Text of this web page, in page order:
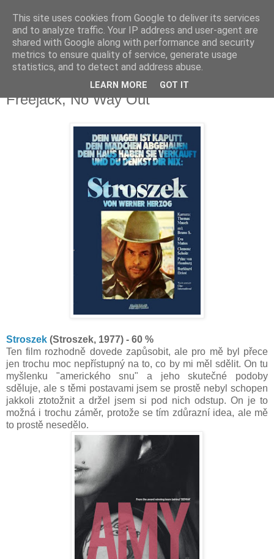
Deník milovníka filmů
pondělí 21. prosince 2015
Stroszek, Amy, Princezna Fantaghiró 3,
Freejack, No Way Out
Stroszek (Stroszek, 1977) - 60 %
Ten film rozhodně dovede zapůsobit, ale pro mě byl přece
jen trochu moc nepřístupný na to, co by mi měl sdělit. On tu
myšlenku "amerického snu" a jeho skutečné podoby
sděluje, ale s těmi postavami jsem se prostě nebyl schopen
jakkoli ztotožnit a držel jsem si pod nich odstup. On je to
možná i trochu záměr, protože se tím zdůrazní idea, ale mě
to prostě nesedělo.
This site uses cookies from Google to deliver its services
and to analyze traffic. Your IP address and user-agent are
shared with Google along with performance and security
metrics to ensure quality of service, generate usage
statistics, and to detect and address abuse.
LEARN MORE GOT IT